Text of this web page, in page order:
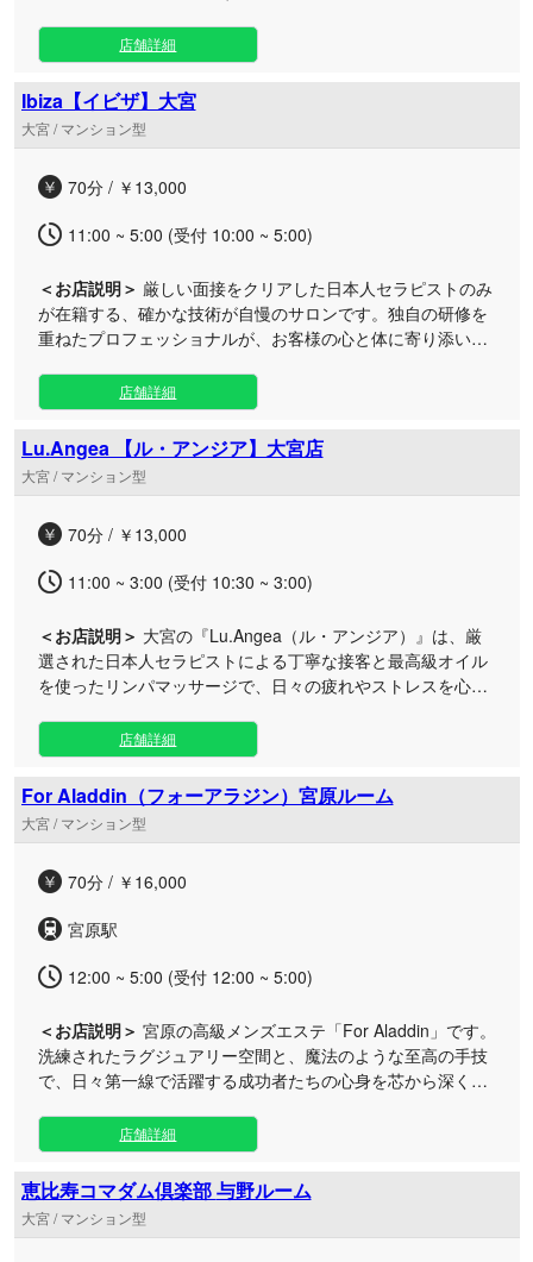
やし」をお客様にお届けするため、当店では30代から40代の
経験豊富なスタッフを厳選採用しております。単なる技術の
高さだけでなく、美しい言葉遣いや礼節、そして何よりもお
客様一人ひとりに寄り添う細やかな気配り・心遣いを熟知し
たプロフェッショナルばかりです。 どなた様にもご満足いた
ますので、幅広い年齢層のお客様に安心してご利用いただけ
を、ぜひ当店でご堪能ください。皆様のご来店を心よりお待
店舗詳細
Ibiza【イビザ】大宮
大宮 / マンション型
70分 / ￥13,000
11:00 ~ 5:00 (受付 10:00 ~ 5:00)
＜お店説明＞ 厳しい面接をクリアした日本人セラピストのみ
が在籍する、確かな技術が自慢のサロンです。独自の研修を
重ねたプロフェッショナルが、お客様の心と体に寄り添い、
ひとときを演出するのは、上質なオイルをたっぷりと使用し
た当店オリジナルのマッサージ技術です。滑らかなタッチと
心地よい圧の絶妙なアプローチで、全身のコリや滞りを深部
からじんわりと解きほぐしていきます。 洗練されたおもてな
しと、こだわり抜いた独自の手技。他では味わえない特別な
い。皆様のご来店をスタッフ一同、心よりお待ちしておりま
店舗詳細
Lu.Angea 【ル・アンジア】大宮店
大宮 / マンション型
70分 / ￥13,000
11:00 ~ 3:00 (受付 10:30 ~ 3:00)
＜お店説明＞ 大宮の『Lu.Angea（ル・アンジア）』は、厳
選された日本人セラピストによる丁寧な接客と最高級オイル
を使ったリンパマッサージで、日々の疲れやストレスを心身
ライベート空間で、背面から深部のリンパまでしっかりとア
プローチ。厳選された上質なオイルを贅沢に使用し、至福の
ひとときをご提供いたします。 当店ではお客様に「120%の
極上の癒やし」をご体験いただけるよう、健全な施術はもち
ろん、細やかなおもてなしと行き届いたホスピタリティを徹
用意いたしました。セラピストが心を込めて一生懸命に施術
のご来店を心よりお待ちしております。
店舗詳細
For Aladdin（フォーアラジン）宮原ルーム
大宮 / マンション型
70分 / ￥16,000
宮原駅
12:00 ~ 5:00 (受付 12:00 ~ 5:00)
＜お店説明＞ 宮原の高級メンズエステ「For Aladdin」です。
洗練されたラグジュアリー空間と、魔法のような至高の手技
で、日々第一線で活躍する成功者たちの心身を芯から深く癒
トリートメントにとどまらず、お客様の期待を遥かに上回る
極上のひとときをご提供することをお約束いたします。 厳選
されたセラピストによる細やかなおもてなしと、細部までこ
だわり抜いた贅沢なプライベート空間は、一度体感すれば心
を奪われて離さない特別な場所となるはずです。 日常の重圧
店舗詳細
恵比寿コマダム倶楽部 与野ルーム
大宮 / マンション型